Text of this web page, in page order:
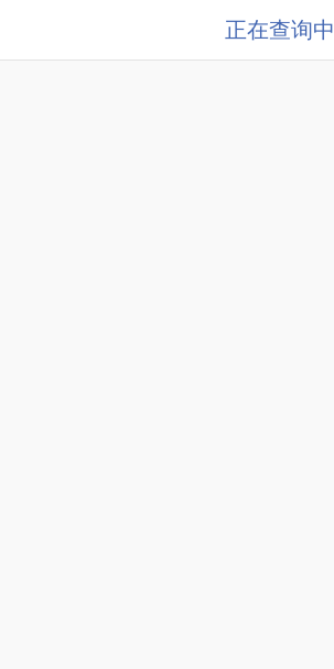
正在查询中